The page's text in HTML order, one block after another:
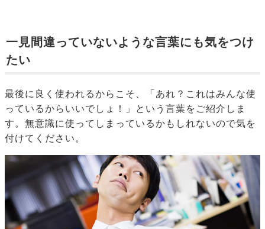
一見間違っていないような言葉にも気をつけ
たい
最後に良く使われるからこそ、「あれ？これはみんな使
っているからいいでしょ！」という言葉をご紹介しま
す。無意識に使ってしまっているかもしれないので気を
付けてください。